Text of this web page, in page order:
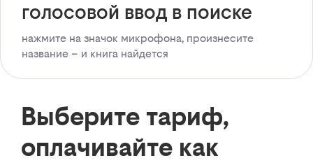
голосовой ввод в поиске
нажмите на значок микрофона, произнесите
название – и книга найдется
Выберите тариф,
оплачивайте как